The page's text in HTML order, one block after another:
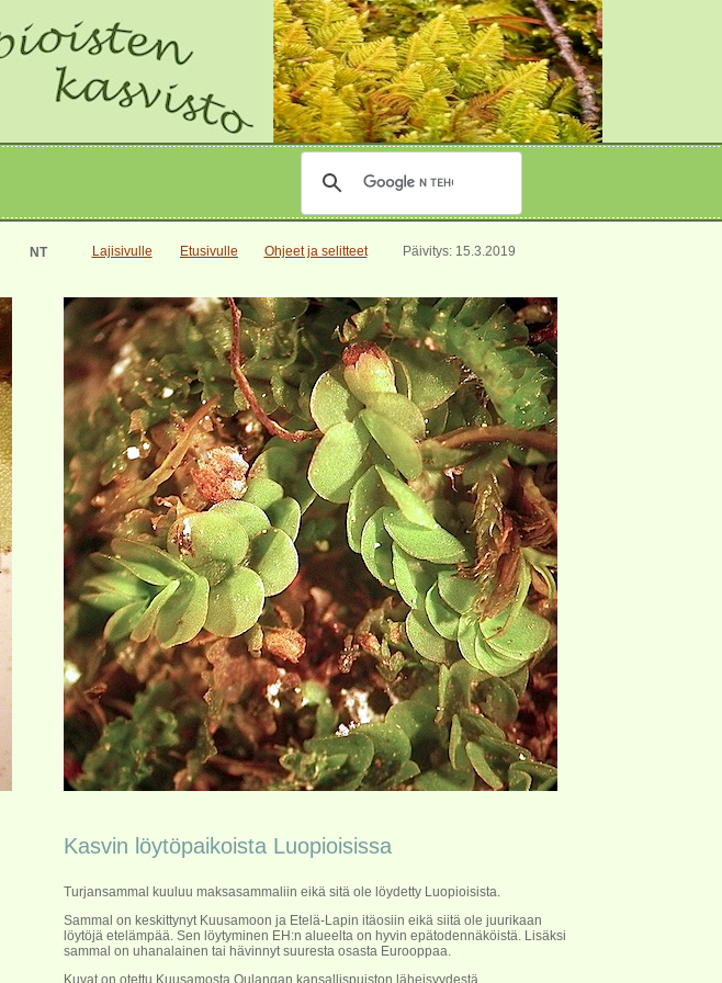
NT Lajisivulle Etusivulle Ohjeet ja selitteet Päivitys: 15.3.2019
Kasvin löytöpaikoista Luopioisissa
Turjansammal kuuluu maksasammaliin eikä sitä ole löydetty Luopioisista.
Sammal on keskittynyt Kuusamoon ja Etelä-Lapin itäosiin eikä siitä ole juurikaan
löytöjä etelämpää. Sen löytyminen EH:n alueelta on hyvin epätodennäköistä. Lisäksi
sammal on uhanalainen tai hävinnyt suuresta osasta Eurooppaa.
Kuvat on otettu Kuusamosta Oulangan kansallispuiston läheisyydestä